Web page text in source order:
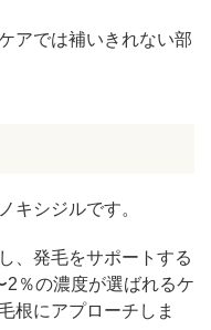
アでは補いきれない部
キシジルです。
、発毛をサポートする
％の濃度が選ばれるケ
根にアプローチしま